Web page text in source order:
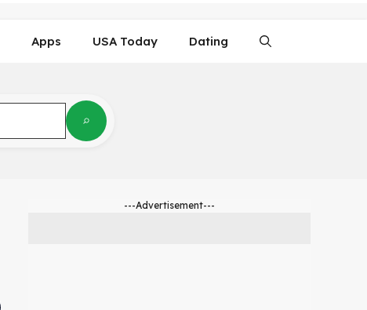
Apps USA Today Dating
---Advertisement---